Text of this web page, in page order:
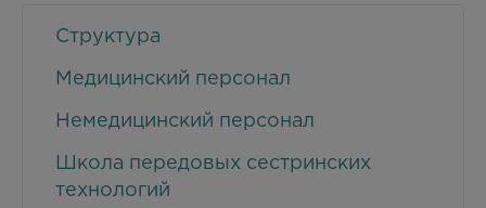
Структура
Медицинский персонал
Немедицинский персонал
Школа передовых сестринских
технологий